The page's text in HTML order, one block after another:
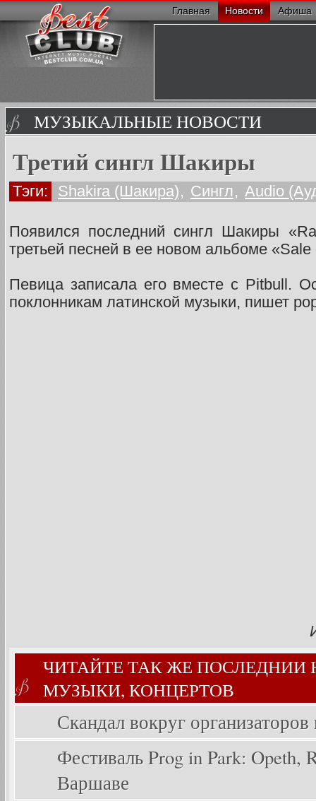
Главная Новости Афиша
МУЗЫКАЛЬНЫЕ НОВОСТИ
Третий сингл Шакиры
Тэги: Shakira (Шакира), Сингл , Audio
Появился последний сингл Шакиры
третьей песней в ее новом альбоме «Sale
Певица записала его вместе с Pitbull.
поклонникам латинской музыки, пишет
ЧИТАЙТЕ ТАК ЖЕ ПОСЛЕДНИИ
МУЗЫКИ, КОНЦЕРТОВ
Скандал вокруг
Фестиваль Prog in Park: Opeth,
Варшаве